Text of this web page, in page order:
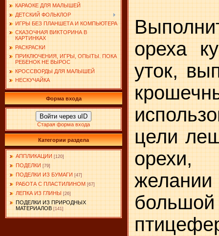
КАРАОКЕ ДЛЯ МАЛЫШЕЙ
ДЕТСКИЙ ФОЛЬКЛОР
ИГРЫ БЕЗ ПЛАНШЕТА И КОМПЬЮТЕРА
СКАЗОЧНАЯ ВИКТОРИНА В
КАРТИНКАХ
РАСКРАСКИ
ПРИКЛЮЧЕНИЯ, ИГРЫ, ОПЫТЫ. ПОКА
РЕБЕНОК НЕ ВЫРОС
КРОССВОРДЫ ДЛЯ МАЛЫШЕЙ
НЕСКУЧАЙКА
Форма входа
Войти через uID
Старая форма входа
Категории раздела
АППЛИКАЦИИ [120]
ПОДЕЛКИ [79]
ПОДЕЛКИ ИЗ БУМАГИ [47]
РАБОТА С ПЛАСТИЛИНОМ [67]
ЛЕПКА ИЗ ГЛИНЫ [26]
ПОДЕЛКИ ИЗ ПРИРОДНЫХ
МАТЕРИАЛОВ [141]
ореха
уток,
цели
орехи,